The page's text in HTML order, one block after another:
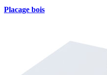
Placage bois